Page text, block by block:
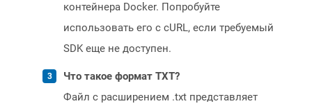
контейнера Docker. Попробуйте
использовать его с cURL, если требуемый
SDK еще не доступен.
Что такое формат TXT?
Файл с расширением .txt представляет